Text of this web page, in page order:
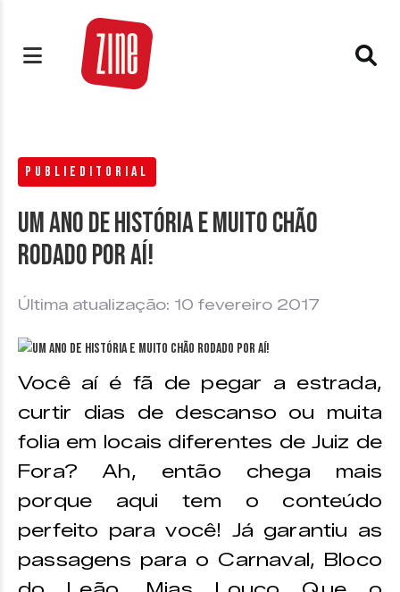
PUBLIEDITORIAL
Um ano de história e muito chão
rodado por aí!
Última atualização: 10 fevereiro 2017
Você aí é fã de pegar a estrada,
curtir dias de descanso ou muita
folia em locais diferentes de Juiz de
Fora? Ah, então chega mais
porque aqui tem o conteúdo
perfeito para você! Já garantiu as
passagens para o Carnaval, Bloco